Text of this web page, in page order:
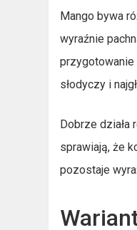
Mango bywa
wyraźnie
przygotowanie
słodyczy i
Dobrze
sprawiają, że
pozostaje